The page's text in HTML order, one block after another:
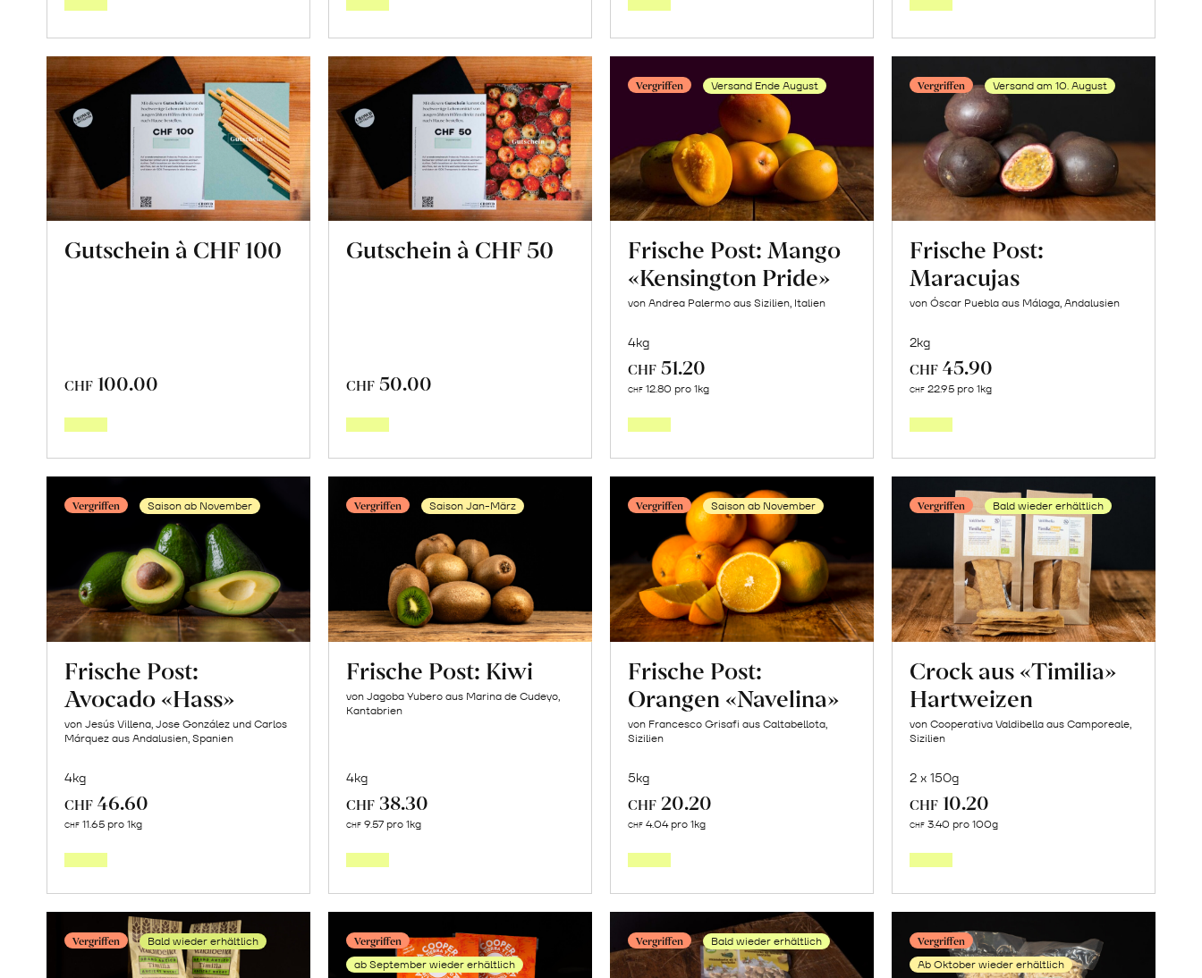
Gutschein à CHF 100
CHF 100.00
Warenkorb
Gutschein à CHF 50
CHF 50.00
Warenkorb
Vergriffen Versand Ende August
Frische Post: Mango
«Kensington Pride»
von Andrea Palermo aus Sizilien, Italien
4kg
CHF 51.20
CHF 12.80 pro 1kg
Post:
Mango
«Kensington
Pride»
erfahren
Vergriffen Versand am 10. August
Frische Post:
Maracujas
von Óscar Puebla aus Málaga, Andalusien
2kg
CHF 45.90
CHF 22.95 pro 1kg
Post:
Maracujas
erfahren
Vergriffen Saison ab November
Frische Post:
Avocado «Hass»
von Jesús Villena, Jose González und Carlos
Márquez aus Andalusien, Spanien
4kg
CHF 46.60
CHF 11.65 pro 1kg
Post:
Avocado
«Hass»
Vergriffen Saison Jan-März
Frische Post: Kiwi
von Jagoba Yubero aus Marina de Cudeyo,
Kantabrien
4kg
CHF 38.30
CHF 9.57 pro 1kg
Post:
Kiwi
erfahren
Vergriffen Saison ab November
Frische Post:
Orangen «Navelina»
von Francesco Grisafi aus Caltabellota,
Sizilien
5kg
CHF 20.20
CHF 4.04 pro 1kg
Post:
Orangen
«Navelina»
Vergriffen Bald wieder erhältlich
Crock aus «Timilia»
Hartweizen
von Cooperativa Valdibella aus Camporeale,
Sizilien
2 x 150g
CHF 10.20
CHF 3.40 pro 100g
aus
«Timilia»
Hartweizen
Vergriffen Bald wieder erhältlich Vergriffen
ab September wieder erhältlich
Vergriffen Bald wieder erhältlich Vergriffen
Ab Oktober wieder erhältlich